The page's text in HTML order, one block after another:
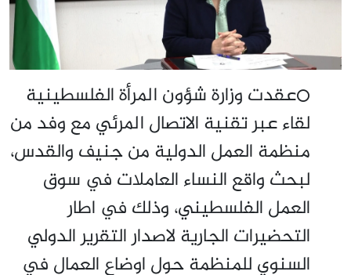
⭕عقدت وزارة شؤون المرأة الفلسطينية
لقاء عبر تقنية الاتصال المرئي مع وفد من
منظمة العمل الدولية من جنيف والقدس،
لبحث واقع النساء العاملات في سوق
العمل الفلسطيني، وذلك في اطار
التحضيرات الجارية لاصدار التقرير الدولي
السنوي للمنظمة حول اوضاع العمال في